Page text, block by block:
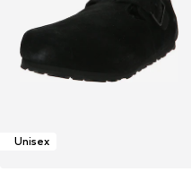
Unisex